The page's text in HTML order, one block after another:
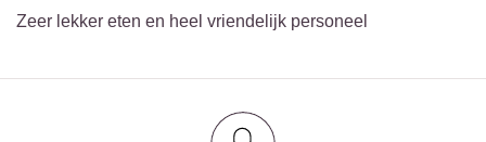
Zeer lekker eten en heel vriendelijk personeel